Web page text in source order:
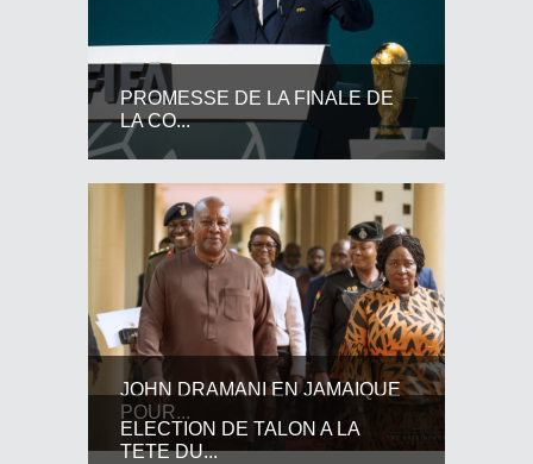
PROMESSE DE LA FINALE DE
LA CO...
JOHN DRAMANI EN JAMAIQUE
POUR...
ELECTION DE TALON A LA
TETE DU...